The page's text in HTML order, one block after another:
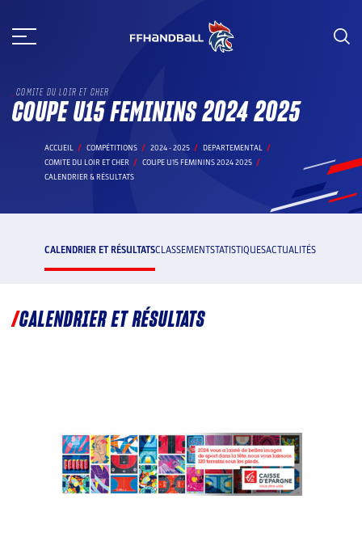
au
COMITE DU LOIR ET CHER
COUPE U15 FEMININS 2024 2025
ACCUEIL COMPÉTITIONS 2024 - 2025
DEPARTEMENTAL
COMITE DU LOIR ET CHER
COUPE U15 FEMININS 2024 2025
CALENDRIER & RÉSULTATS
CALENDRIER ET RÉSULTATSCLASSEMENTSTATISTIQUESACTUALITÉS
CALENDRIER ET RÉSULTATS